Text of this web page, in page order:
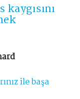
ile başa